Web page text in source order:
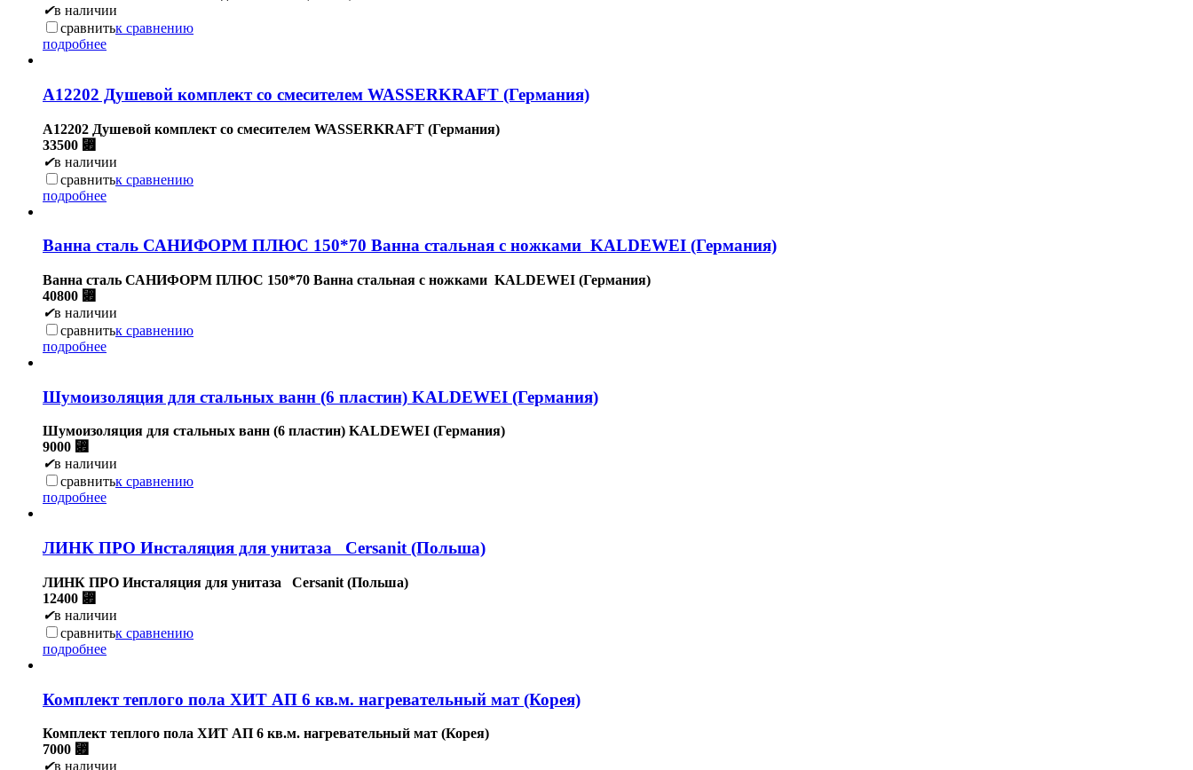
✔в наличии
сравнитьк сравнению
подробнее
А12202 Душевой комплект со смесителем WASSERKRAFT (Германия)
А12202 Душевой комплект со смесителем WASSERKRAFT (Германия)
33500 ⃏
✔в наличии
сравнитьк сравнению
подробнее
Ванна сталь САНИФОРМ ПЛЮС 150*70 Ванна стальная с ножками KALDEWEI (Германия)
Ванна сталь САНИФОРМ ПЛЮС 150*70 Ванна стальная с ножками KALDEWEI (Германия)
40800 ⃏
✔в наличии
сравнитьк сравнению
подробнее
Шумоизоляция для стальных ванн (6 пластин) KALDEWEI (Германия)
Шумоизоляция для стальных ванн (6 пластин) KALDEWEI (Германия)
9000 ⃏
✔в наличии
сравнитьк сравнению
подробнее
ЛИНК ПРО Инсталяция для унитаза Cersanit (Польша)
ЛИНК ПРО Инсталяция для унитаза Cersanit (Польша)
12400 ⃏
✔в наличии
сравнитьк сравнению
подробнее
Комплект теплого пола ХИТ АП 6 кв.м. нагревательный мат (Корея)
Комплект теплого пола ХИТ АП 6 кв.м. нагревательный мат (Корея)
7000 ⃏
✔в наличии